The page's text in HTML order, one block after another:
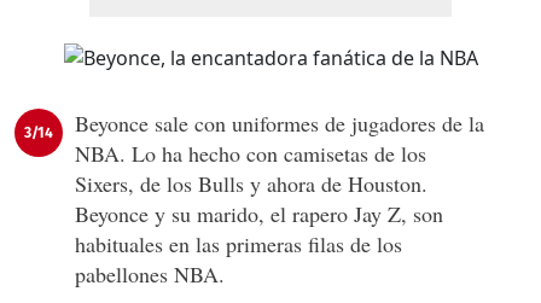
3/14
Beyonce sale con uniformes de jugadores de la
NBA. Lo ha hecho con camisetas de los
Sixers, de los Bulls y ahora de Houston.
Beyonce y su marido, el rapero Jay Z, son
habituales en las primeras filas de los
pabellones NBA.